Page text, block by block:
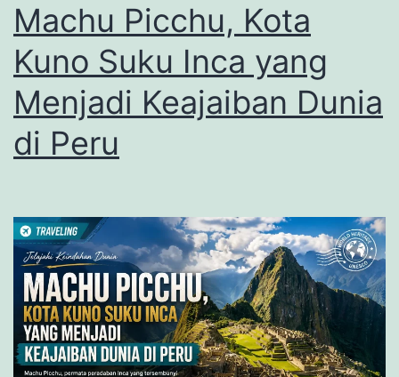
Machu Picchu, Kota
Kuno Suku Inca yang
Menjadi Keajaiban Dunia
di Peru